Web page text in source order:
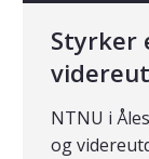
Styrker
NTNU i
og